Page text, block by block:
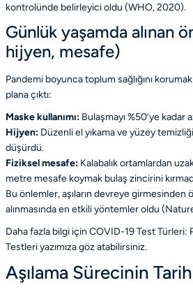
kontrolünde belirleyici oldu (WHO, 2020).
Günlük yaşamda alınan
hijyen, mesafe)
Pandemi boyunca toplum sağlığını
plana çıktı:
Maske kullanımı: Bulaşmayı %50’ye
Hijyen: Düzenli el yıkama ve yüzey
düşürdü.
Fiziksel mesafe: Kalabalık ortamlardan
metre mesafe koymak bulaş zincirini
Bu önlemler, aşıların devreye girmesinden
alınmasında en etkili yöntemler oldu
Daha fazla bilgi için COVID-19 Test Türleri:
Testleri yazımıza göz atabilirsiniz.
Aşılama Sürecinin